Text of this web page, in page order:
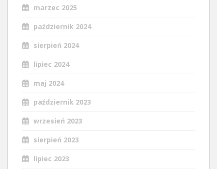
marzec 2025
październik 2024
sierpień 2024
lipiec 2024
maj 2024
październik 2023
wrzesień 2023
sierpień 2023
lipiec 2023